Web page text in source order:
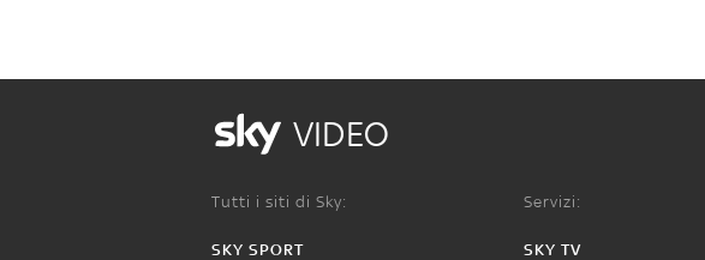
VIDEO
Tutti i siti di Sky:
SKY SPORT
Servizi:
SKY TV